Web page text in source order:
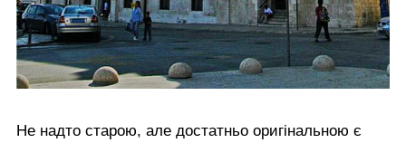
Не надто старою, але достатньо оригінальною є